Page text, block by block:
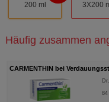
200 ml 3X200
Häufig zusammen
CARMENTHIN bei